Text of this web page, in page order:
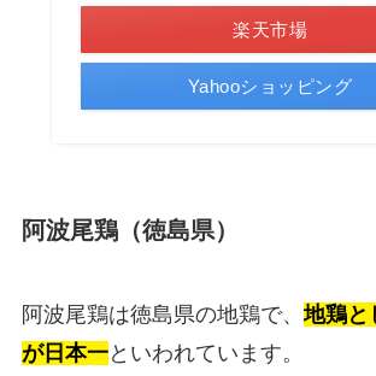
楽天市場
Yahooショッピング
阿波尾鶏（徳島県）
阿波尾鶏は徳島県の地鶏で、地鶏と
が日本一といわれています。